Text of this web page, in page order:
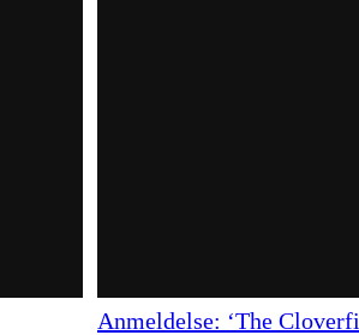
Anmeldelse: ‘The